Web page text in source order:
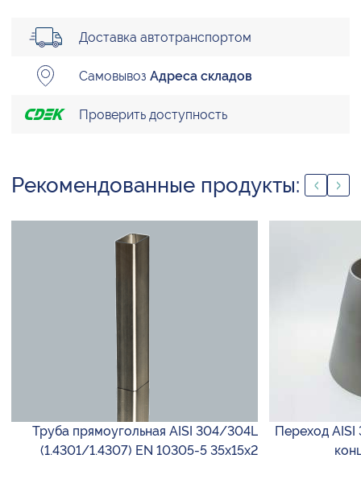
Доставка автотранспортом
Самовывоз Адреса складов
Проверить доступность
Рекомендованные продукты:
Труба прямоугольная AISI 304/304L
(1.4301/1.4307) EN 10305-5 35х15х2
Переход